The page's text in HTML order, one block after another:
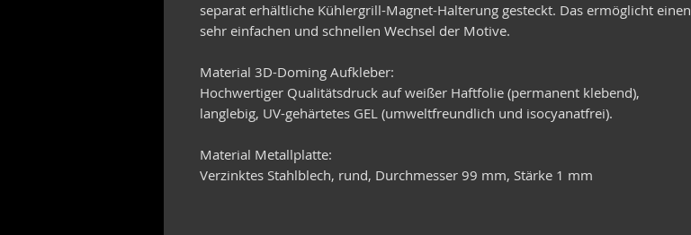
separat erhältliche Kühlergrill-Magnet-Halterung gesteckt. Das ermöglicht einen
sehr einfachen und schnellen Wechsel der Motive.
Material 3D-Doming Aufkleber:
Hochwertiger Qualitätsdruck auf weißer Haftfolie (permanent klebend),
langlebig, UV-gehärtetes GEL (umweltfreundlich und isocyanatfrei).
Material Metallplatte:
Verzinktes Stahlblech, rund, Durchmesser 99 mm, Stärke 1 mm